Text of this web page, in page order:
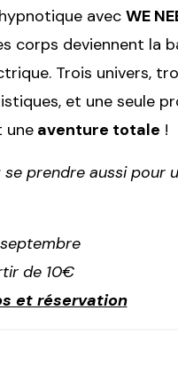
avec WE
corps deviennent la
Trois univers,
et une seule
une aventure totale !
prendre aussi pour
de 10€
et réservation